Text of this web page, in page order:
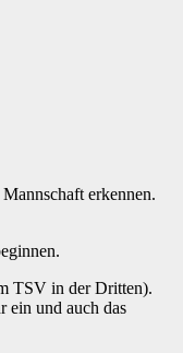
erkennen.
TSV in der Dritten).
ein und auch das